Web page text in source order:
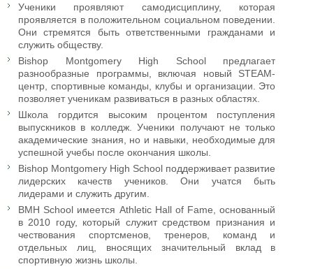
Ученики проявляют самодисциплину, которая
проявляется в положительном социальном поведении.
Они стремятся быть ответственными гражданами и
служить обществу.
Bishop Montgomery High School предлагает
разнообразные программы, включая новый STEAM-
центр, спортивные команды, клубы и организации. Это
позволяет ученикам развиваться в разных областях.
Школа гордится высоким процентом поступления
выпускников в колледж. Ученики получают не только
академические знания, но и навыки, необходимые для
успешной учебы после окончания школы.
Bishop Montgomery High School поддерживает развитие
лидерских качеств учеников. Они учатся быть
лидерами и служить другим.
BMH School имеется Athletic Hall of Fame, основанный
в 2010 году, который служит средством признания и
чествования спортсменов, тренеров, команд и
отдельных лиц, вносящих значительный вклад в
спортивную жизнь школы.